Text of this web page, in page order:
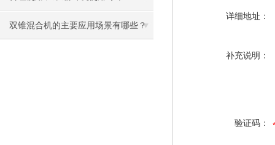
双锥混合机的主要应用场景有哪些？
详细地址：
补充说明：
验证码：